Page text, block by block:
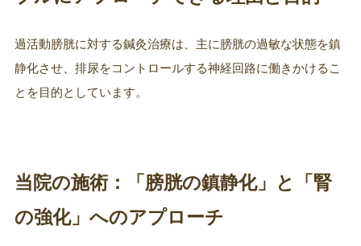
過活動膀胱に対する鍼灸治療は、主に膀胱の過敏な状態を鎮
静化させ、排尿をコントロールする神経回路に働きかけるこ
とを目的としています。
当院の施術：「膀胱の鎮静化」と「腎
の強化」へのアプローチ